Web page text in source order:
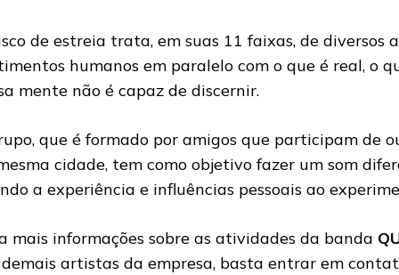
de estreia trata, em suas 11 faixas, de diversos
humanos em paralelo com o que é real, o
mente não é capaz de discernir.
que é formado por amigos que participam de
cidade, tem como objetivo fazer um som
a experiência e influências pessoais ao
mais informações sobre as atividades da banda
demais artistas da empresa, basta entrar em